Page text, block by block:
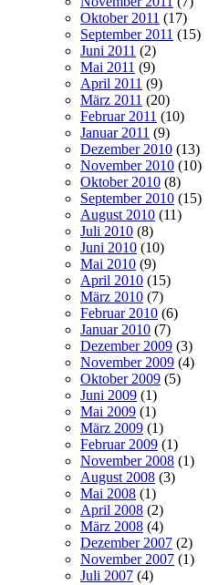
Oktober 2011 (17)
September 2011 (15)
Juni 2011 (2)
Mai 2011 (9)
April 2011 (9)
März 2011 (20)
Februar 2011 (10)
Januar 2011 (9)
Dezember 2010 (13)
November 2010 (10)
Oktober 2010 (8)
September 2010 (15)
August 2010 (11)
Juli 2010 (8)
Juni 2010 (10)
Mai 2010 (9)
April 2010 (15)
März 2010 (7)
Februar 2010 (6)
Januar 2010 (7)
Dezember 2009 (3)
November 2009 (4)
Oktober 2009 (5)
Juni 2009 (1)
Mai 2009 (1)
März 2009 (1)
Februar 2009 (1)
November 2008 (1)
August 2008 (3)
Mai 2008 (1)
April 2008 (2)
März 2008 (4)
Dezember 2007 (2)
November 2007 (1)
Juli 2007 (4)